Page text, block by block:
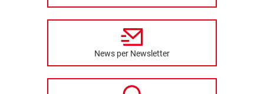
News per Newsletter